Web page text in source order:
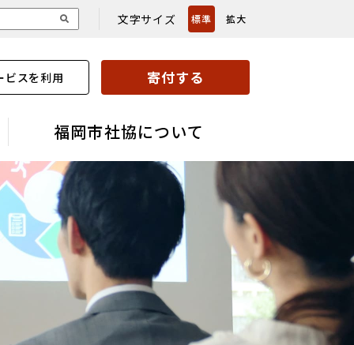
文字サイズ 標準 拡大
ビスを利用 寄付する
福岡市社協について